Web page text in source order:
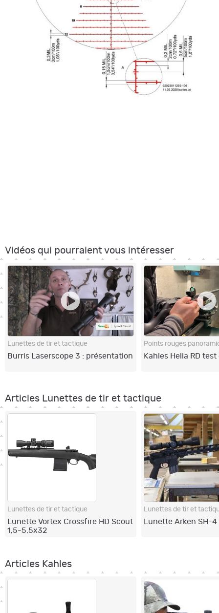
Vidéos qui pourraient vous intéresser
Lunettes de tir et tactique
Burris Laserscope 3 : présentation
Points rouges
Kahles Helia RD
Articles Lunettes de tir et tactique
Lunettes de tir et tactique
Lunette Vortex Crossfire HD Scout
1,5-5,5x32
Lunettes de tir et
Lunette Arken SH-
Articles Kahles